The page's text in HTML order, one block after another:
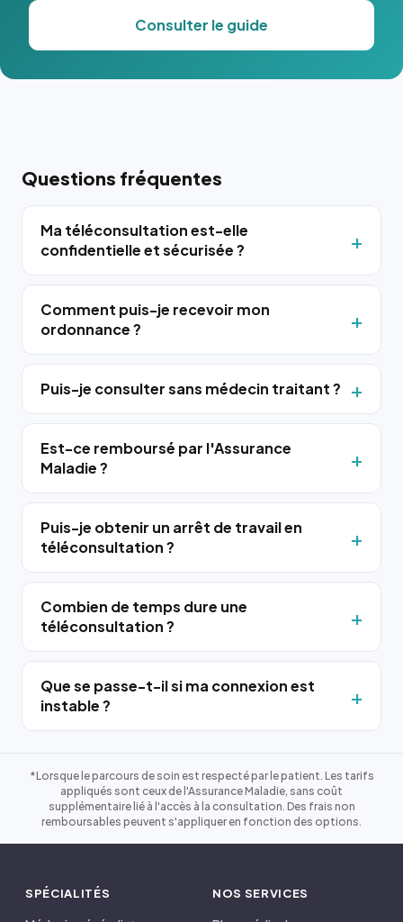
Consulter le guide
Questions fréquentes
Ma téléconsultation est-elle
confidentielle et sécurisée ?
Comment puis-je recevoir mon
ordonnance ?
Puis-je consulter sans médecin traitant ?
Est-ce remboursé par l'Assurance
Maladie ?
Puis-je obtenir un arrêt de travail en
téléconsultation ?
Combien de temps dure une
téléconsultation ?
Que se passe-t-il si ma connexion est
instable ?
*Lorsque le parcours de soin est respecté par le patient. Les tarifs
appliqués sont ceux de l'Assurance Maladie, sans coût
supplémentaire lié à l'accès à la consultation. Des frais non
remboursables peuvent s'appliquer en fonction des options.
SPÉCIALITÉS NOS SERVICES